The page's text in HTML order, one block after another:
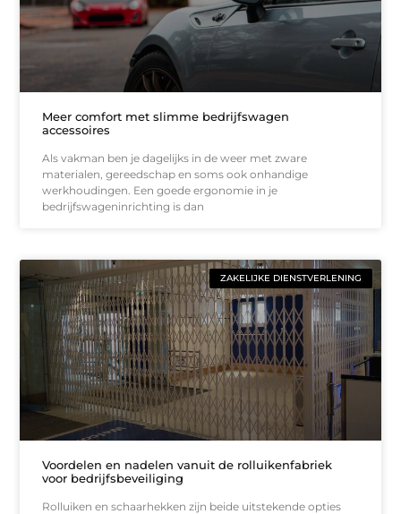
Meer comfort met slimme bedrijfswagen
accessoires
Als vakman ben je dagelijks in de weer met zware
materialen, gereedschap en soms ook onhandige
werkhoudingen. Een goede ergonomie in je
bedrijfswageninrichting is dan
ZAKELIJKE DIENSTVERLENING
Voordelen en nadelen vanuit de rolluikenfabriek
voor bedrijfsbeveiliging
Rolluiken en schaarhekken zijn beide uitstekende opties